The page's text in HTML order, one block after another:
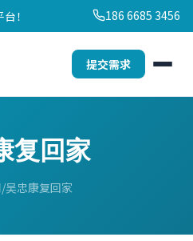
！ 186 6685 3456
提交需求
复回家
吴忠康复回家